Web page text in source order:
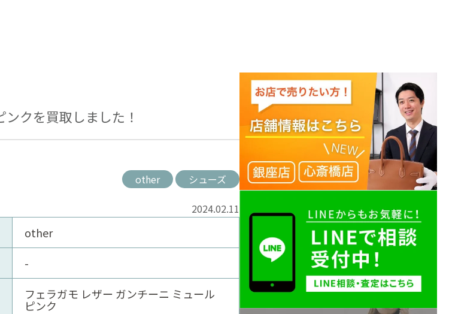
クを買取しました！
other シューズ
2024.02.11
other
-
フェラガモ レザー ガンチーニ ミュール
ピンク